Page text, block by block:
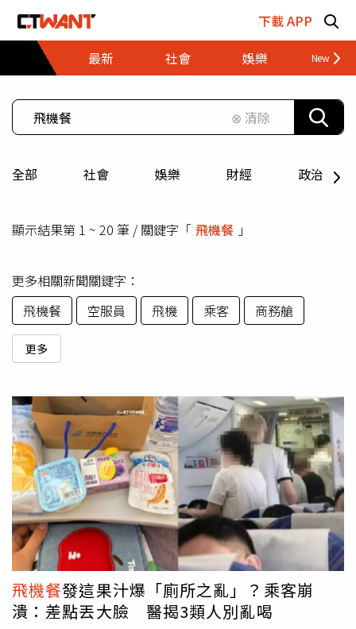
下載 APP
最新
社會 娛樂 財經
⊗ 清除
全部 社會 娛樂 財經 政治
顯示結果第 1 ~ 20 筆 / 關鍵字「 飛機餐 」
更多相關新聞關鍵字：
飛機餐
空服員 飛機 乘客 商務艙
更多
飛機餐發這果汁爆「廁所之亂」？乘客崩
潰：差點丟大臉 醫揭3類人別亂喝